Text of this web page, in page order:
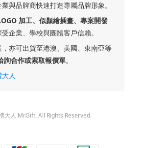
與品牌商快速打造專屬品牌形象。
加工、似顏繪插畫、專案開發
企業、學校與團體客戶信賴。
亦可出貨至港澳、美國、東南亞等
詢合作或索取報價單。
人
大人 Mr.Gift. All Rights Reserved.